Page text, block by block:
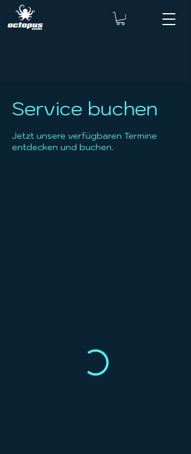
Service buchen
Jetzt unsere verfügbaren Termine
entdecken und buchen.